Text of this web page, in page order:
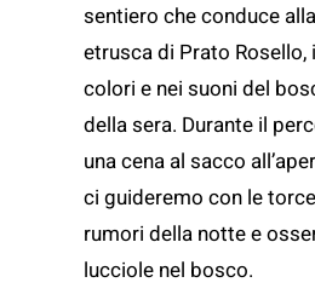
sentiero che conduce
etrusca di Prato Rosello,
colori e nei suoni del
della sera. Durante il
una cena al sacco
ci guideremo con le
rumori della notte e
lucciole nel bosco.